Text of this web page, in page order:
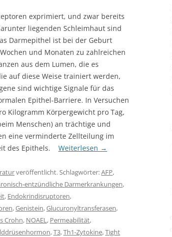
exprimiert, und zwar bereits
liegenden Schleimhaut sind
Darmepithel ist bei der Geburt
und Monaten zu zahlreichen
aus dem Lumen, die es
auf diese Weise trainiert werden,
sind wichtige Signale für das
Epithel-Barriere. In Versuchen
Kilogramm Körpergewicht pro Tag,
Menschen) an trächtige und
eine verminderte Zellteilung im
des Epithels. Weiterlesen →
veröffentlicht. Schlagwörter:AFP,
entzündliche Darmerkrankungen,
, Endokrindisruptoren,
,Genistein,Glucuronyltransferasen,
Crohn, NOAEL, Permeabilität,
,T3,Th1-Zytokine,Tight